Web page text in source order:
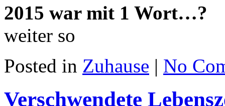
2015 war mit 1 Wort…?
weiter so
Posted in Zuhause | No
Verschwendete